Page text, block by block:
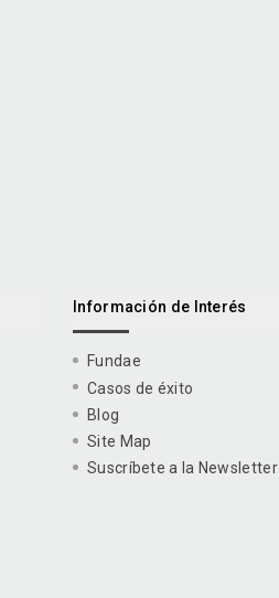
Información de Interés
Fundae
Casos de éxito
Blog
Site Map
Suscríbete a la Newsletter